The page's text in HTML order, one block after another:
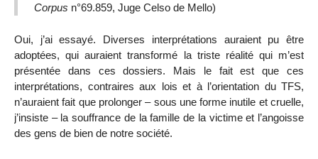
Corpus n°69.859, Juge Celso de Mello)
Oui, j’ai essayé. Diverses interprétations auraient pu être
adoptées, qui auraient transformé la triste réalité qui m’est
présentée dans ces dossiers. Mais le fait est que ces
interprétations, contraires aux lois et à l’orientation du TFS,
n’auraient fait que prolonger – sous une forme inutile et cruelle,
j’insiste – la souffrance de la famille de la victime et l’angoisse
des gens de bien de notre société.